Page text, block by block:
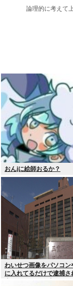
論理的に考えて
おんjに絵師おるか？
わいせつ画像をパソコン
に入れてるだけで逮捕さ
表、クビになる時代 ア